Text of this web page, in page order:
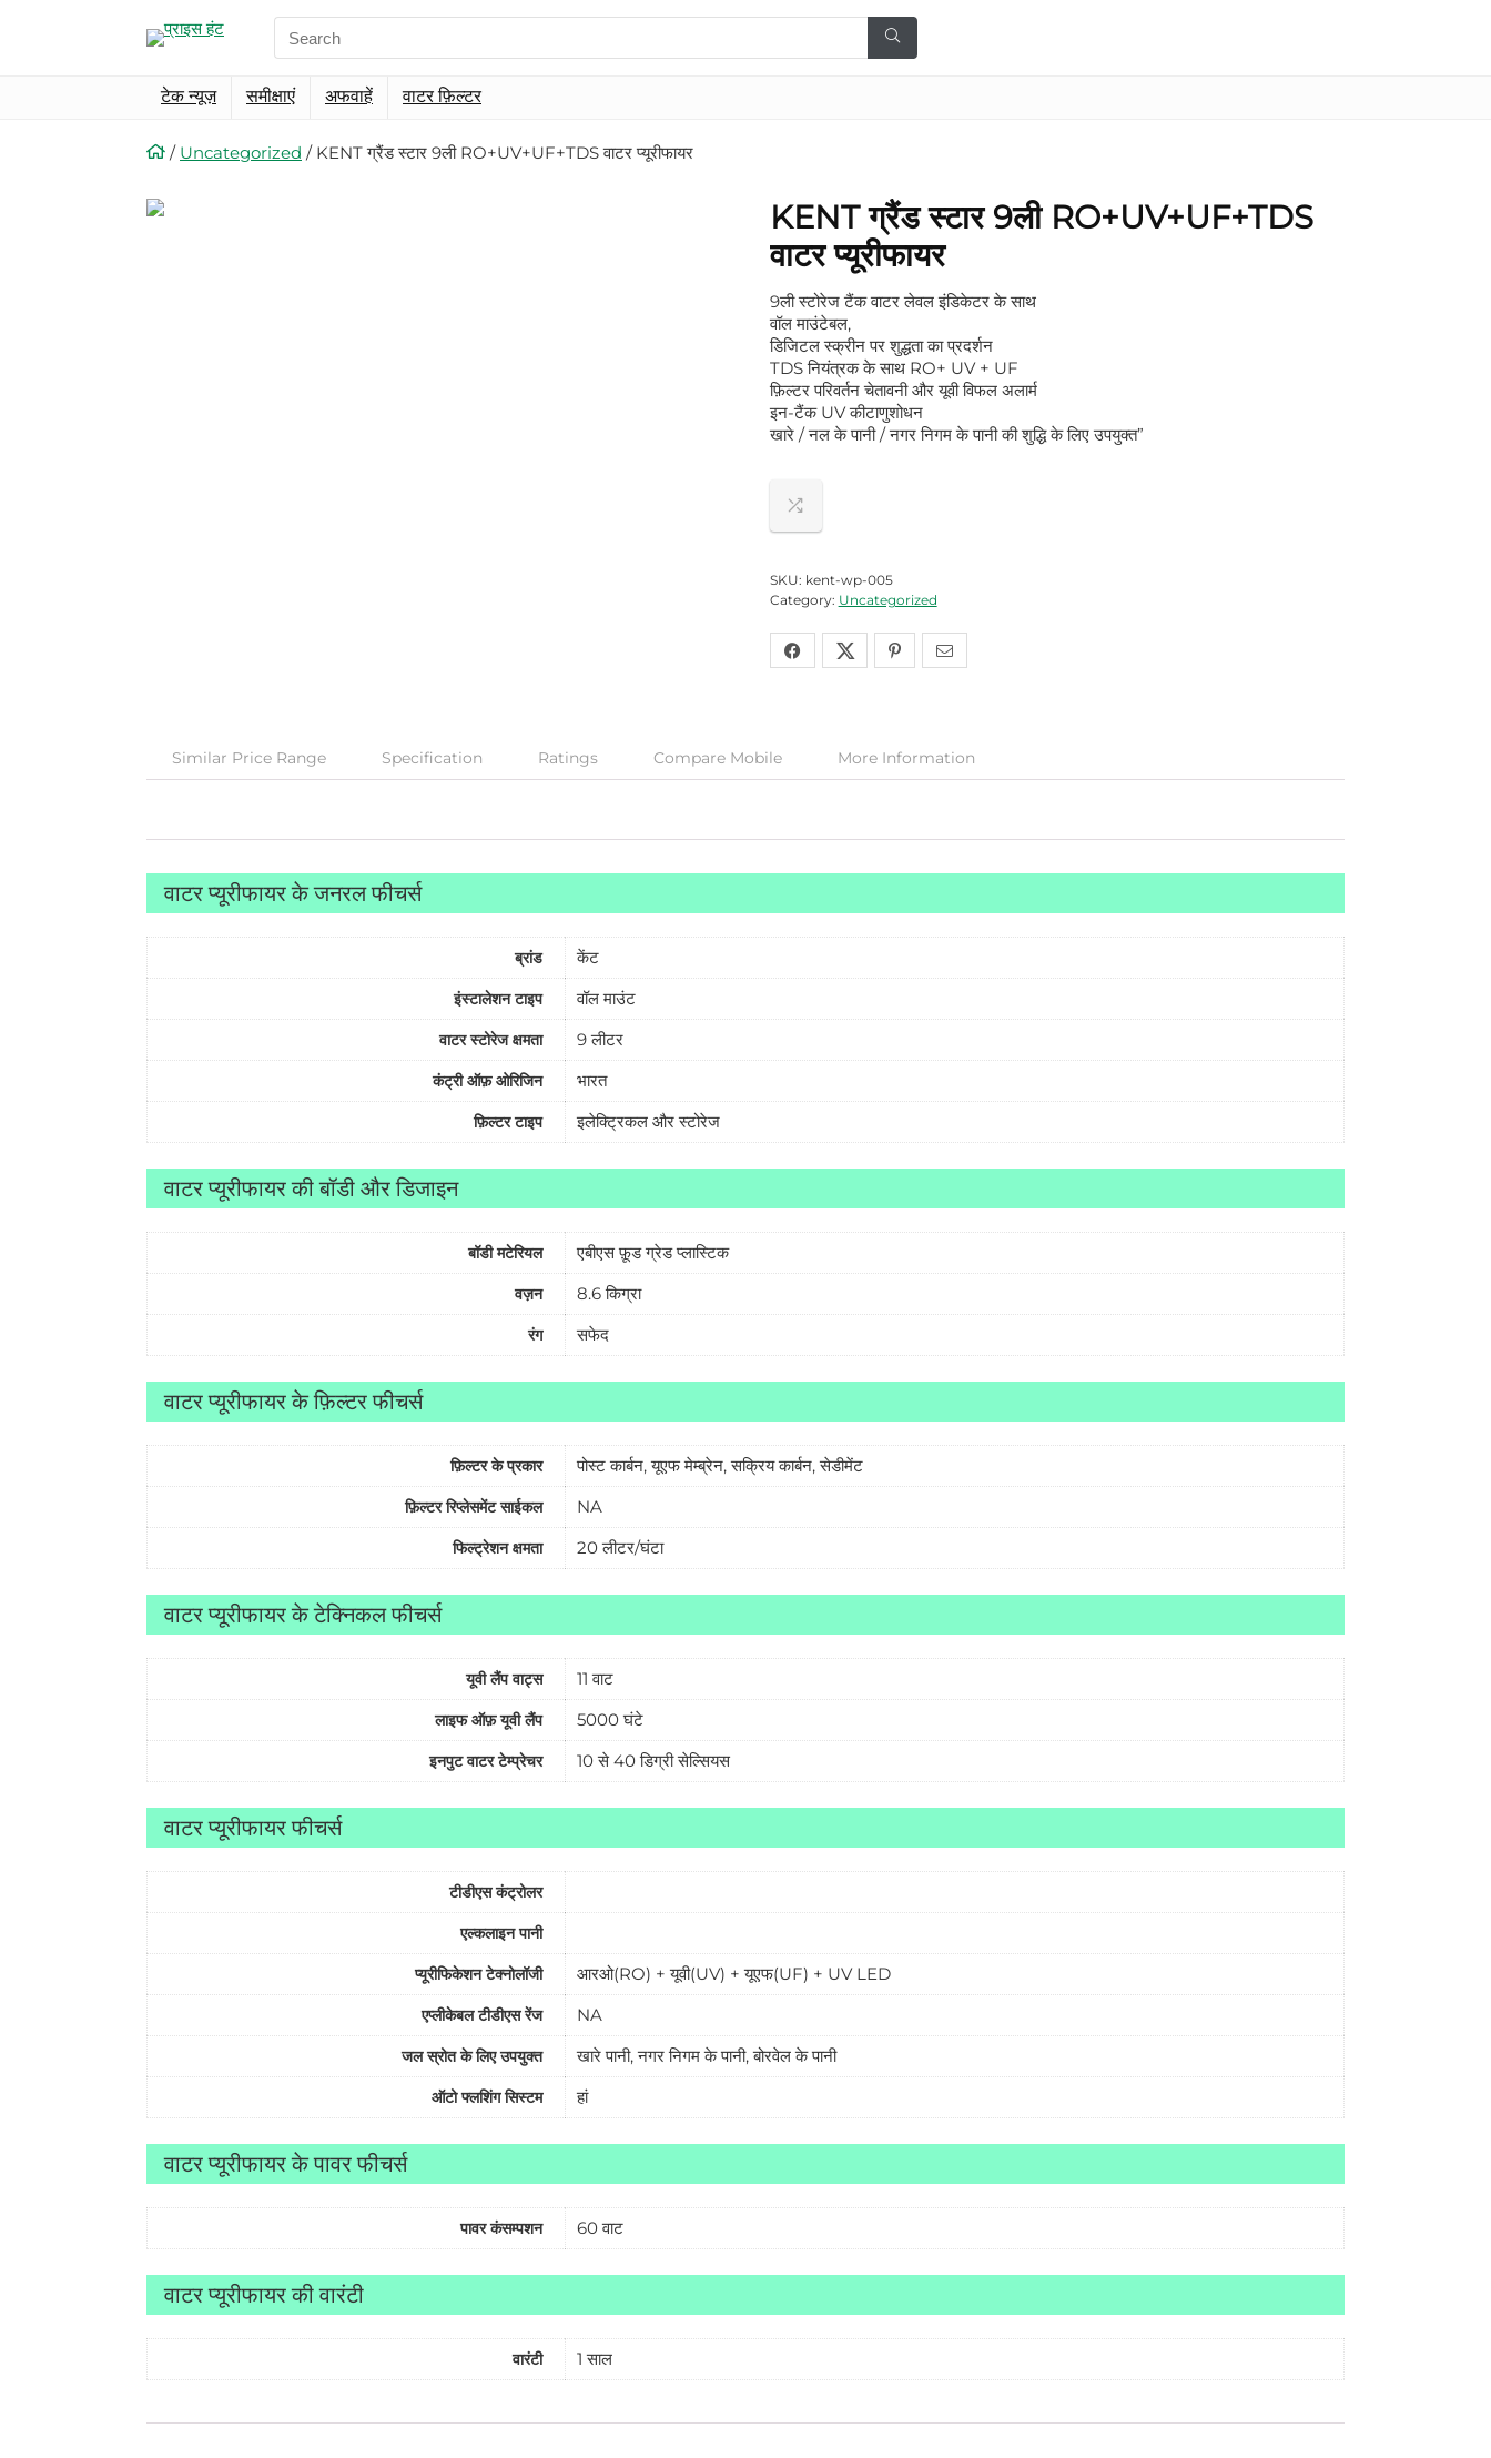
Search
for:
टेक न्यूज़ समीक्षाएं अफवाहें वाटर फ़िल्टर
/ Uncategorized / KENT ग्रैंड स्टार 9ली RO+UV+UF+TDS वाटर प्यूरीफायर
KENT ग्रैंड स्टार 9ली RO+UV+UF+TDS
वाटर प्यूरीफायर
9ली स्टोरेज टैंक वाटर लेवल इंडिकेटर के साथ
वॉल माउंटेबल,
डिजिटल स्क्रीन पर शुद्धता का प्रदर्शन
TDS नियंत्रक के साथ RO+ UV + UF
फ़िल्टर परिवर्तन चेतावनी और यूवी विफल अलार्म
इन-टैंक UV कीटाणुशोधन
खारे / नल के पानी / नगर निगम के पानी की शुद्धि के लिए उपयुक्त”
SKU: kent-wp-005
Category: Uncategorized
Similar Price Range Specification Ratings Compare Mobile More Information
वाटर प्यूरीफायर के जनरल फीचर्स
ब्रांड केंट
इंस्टालेशन टाइप वॉल माउंट
वाटर स्टोरेज क्षमता 9 लीटर
कंट्री ऑफ़ ओरिजिन भारत
फ़िल्टर टाइप इलेक्ट्रिकल और स्टोरेज
वाटर प्यूरीफायर की बॉडी और डिजाइन
बॉडी मटेरियल एबीएस फ़ूड ग्रेड प्लास्टिक
वज़न 8.6 किग्रा
रंग सफेद
वाटर प्यूरीफायर के फ़िल्टर फीचर्स
फ़िल्टर के प्रकार पोस्ट कार्बन, यूएफ मेम्ब्रेन, सक्रिय कार्बन, सेडीमेंट
फ़िल्टर रिप्लेसमेंट साईकल NA
फिल्ट्रेशन क्षमता 20 लीटर/घंटा
वाटर प्यूरीफायर के टेक्निकल फीचर्स
यूवी लैंप वाट्स 11 वाट
लाइफ ऑफ़ यूवी लैंप 5000 घंटे
इनपुट वाटर टेम्प्रेचर 10 से 40 डिग्री सेल्सियस
वाटर प्यूरीफायर फीचर्स
टीडीएस कंट्रोलर
एल्कलाइन पानी
प्यूरीफिकेशन टेक्नोलॉजी आरओ(RO) + यूवी(UV) + यूएफ(UF) + UV LED
एप्लीकेबल टीडीएस रेंज NA
जल स्रोत के लिए उपयुक्त खारे पानी, नगर निगम के पानी, बोरवेल के पानी
ऑटो फ्लशिंग सिस्टम हां
वाटर प्यूरीफायर के पावर फीचर्स
पावर कंसम्पशन 60 वाट
वाटर प्यूरीफायर की वारंटी
वारंटी 1 साल